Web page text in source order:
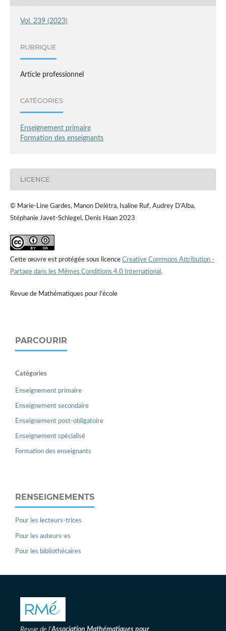
Vol. 239 (2023)
RUBRIQUE
Article professionnel
CATÉGORIES
Enseignement primaire
Formation des enseignants
LICENCE
© Marie-Line Gardes, Manon Delétra, Isaline Ruf, Audrey D’Alba,
Stéphanie Javet-Schlegel, Denis Haan 2023
Cette œuvre est protégée sous licence Creative Commons Attribution -
Partage dans les Mêmes Conditions 4.0 International .
Revue de Mathématiques pour l'école
PARCOURIR
Catégories
Enseignement primaire
Enseignement secondaire
Enseignement post-obligatoire
Enseignement spécialisé
Formation des enseignants
RENSEIGNEMENTS
Pour les lecteurs-trices
Pour les auteurs-es
Pour les bibliothécaires